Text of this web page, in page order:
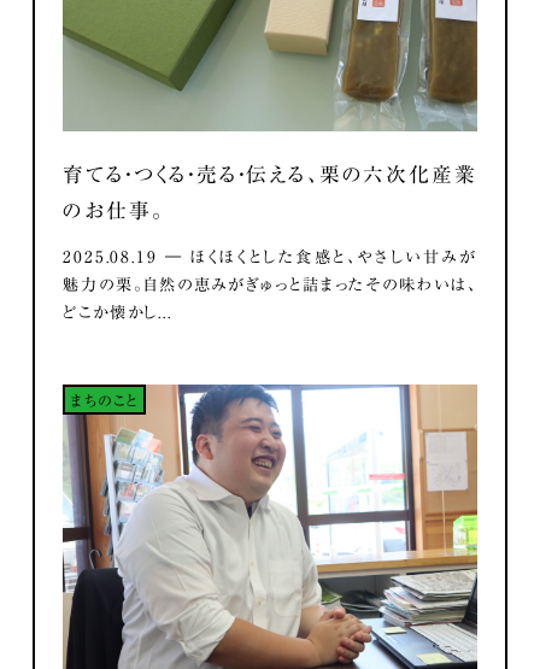
育てる・つくる・売る・伝える、栗の六次化産業
のお仕事。
2025.08.19 ― ほくほくとした食感と、やさしい甘みが
魅力の栗。自然の恵みがぎゅっと詰まったその味わいは、
どこか懐かし...
まちのこと